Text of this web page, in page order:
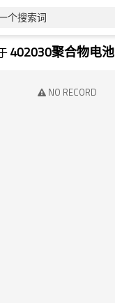
个搜索词
402030聚合物电池
NO RECORD